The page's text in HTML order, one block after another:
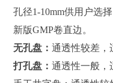
孔径1-10mm供用户选
新版GMP卷直边。
无孔盘：通透性较差，
打孔盘：通透性一般，